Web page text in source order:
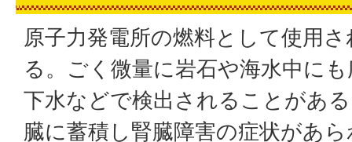
原子力発電所の燃料として使用
る。ごく微量に岩石や海水中に
下水などで検出されることがあ
臓に蓄積し腎臓障害の症状があ